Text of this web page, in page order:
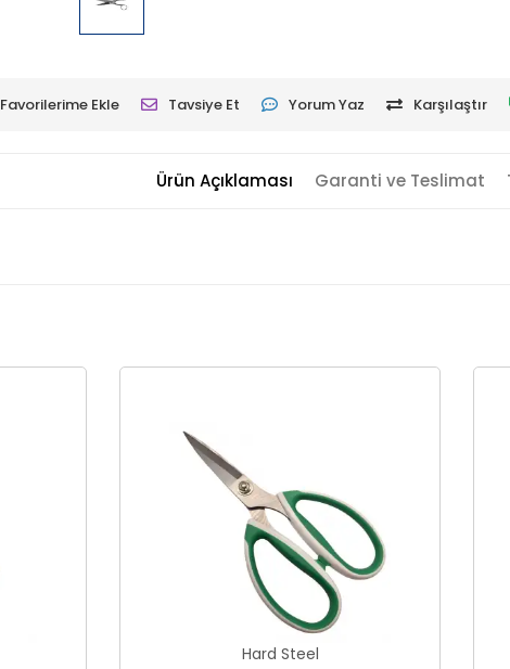
Favorilerime Ekle Tavsiye Et Yorum Yaz Karşılaştır
Ürün Açıklaması Garanti ve Teslimat
Hard Steel